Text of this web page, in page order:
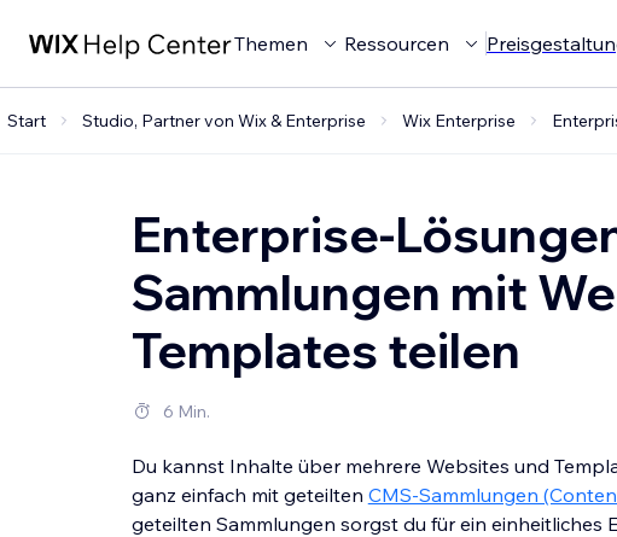
Themen Ressourcen
Start Studio, Partner von Wix & Enterprise Wix Enterprise
Enterprise-
Sammlungen mit
Templates teilen
6 Min.
Du kannst Inhalte über mehrere Websites und
ganz einfach mit geteilten CMS-Sammlungen
geteilten Sammlungen sorgst du für ein einheitliches